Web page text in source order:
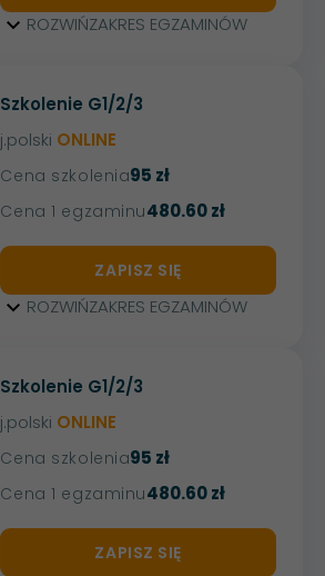
ROZWIŃZAKRES EGZAMINÓW
Szkolenie G1/2/3
j.polski ONLINE
95 zł
Cena szkolenia
480.60 zł
Cena 1 egzaminu
ZAPISZ SIĘ
ROZWIŃZAKRES EGZAMINÓW
Szkolenie G1/2/3
j.polski ONLINE
95 zł
Cena szkolenia
480.60 zł
Cena 1 egzaminu
ZAPISZ SIĘ